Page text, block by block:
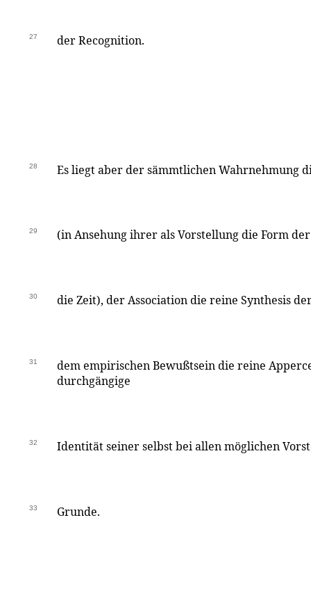
27 der Recognition.
28 Es liegt aber der sämmtlichen Wahrnehmung
29 (in Ansehung ihrer als Vorstellung die Form
30 die Zeit), der Association die reine Synthesis
31
dem empirischen Bewußtsein die reine
durchgängige
32 Identität seiner selbst bei allen möglichen
33 Grunde.